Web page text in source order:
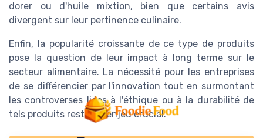
dorer ou d'huile mixtion, bien que certains avis
divergent sur leur pertinence culinaire.
Enfin, la popularité croissante de ce type de produits
pose la question de leur impact à long terme sur le
secteur alimentaire. La nécessité pour les entreprises
de se différencier par l'innovation tout en surmontant
les controverses liées à l'éthique ou à la durabilité de
tels produits reste un enjeu crucial.